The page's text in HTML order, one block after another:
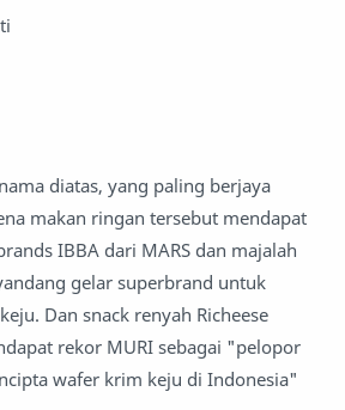
diatas, yang paling berjaya
makan ringan tersebut mendapat
IBBA dari MARS dan majalah
gelar superbrand untuk
Dan snack renyah Richeese
rekor MURI sebagai "pelopor
wafer krim keju di Indonesia"